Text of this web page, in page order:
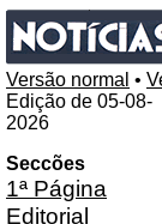
Versão normal •
Edição de 05-08-
2026
Seccões
1ª Página
Editorial